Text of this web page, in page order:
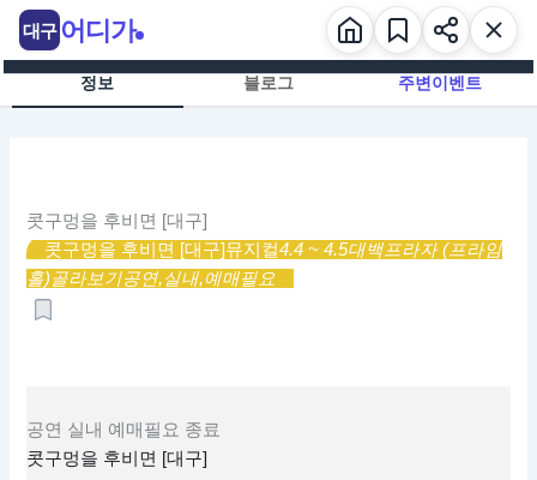
츠
정보 블로그 주변이벤트
콧구멍을 후비면 [대구]
콧구멍을 후비면 [대구]뮤지컬4.4 ~ 4.5대백프라자 (프라임
홀)골라보기공연,실내,예매필요
공연 실내 예매필요 종료
콧구멍을 후비면 [대구]
대구 어디가